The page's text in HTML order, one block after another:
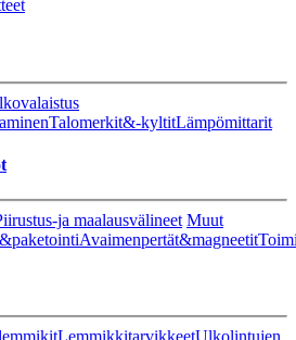
Talomerkit&-kyltitLämpömittarit
ja maalausvälineet Muut
Avaimenpertät&magneetit
LemmikkitarvikkeetUlkolintujen